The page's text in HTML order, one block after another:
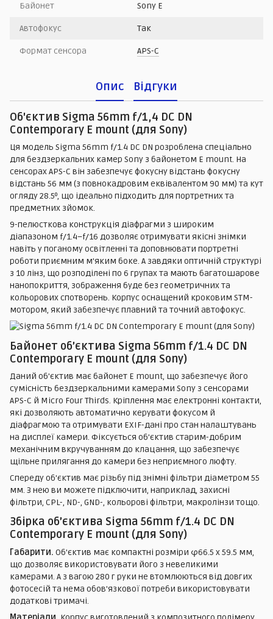
Байонет Sony E
Автофокус Так
Формат сенсора APS-C
Опис Відгуки
Об'єктив Sigma 56mm f/1,4 DC DN
Contemporary E mount (для Sony)
Ця модель Sigma 56mm f/1.4 DC DN розроблена спеціально
для бездзеркальних камер Sony з байонетом E mount. На
сенсорах APS-C він забезпечує фокусну відстань фокусну
відстань 56 мм (з повнокадровим еквівалентом 90 мм) та кут
огляду 28.5º, що ідеально підходить для портретних та
предметних зйомок.
9-пелюсткова конструкція діафрагми з широким
діапазоном f/1.4–f/16 дозволяє отримувати якісні знімки
навіть у поганому освітленні та доповнювати портретні
роботи приємним м'яким боке. А завдяки оптичній структурі
з 10 лінз, що розподілені по 6 групах та мають багатошарове
нанопокриття, зображення буде без геометричних та
кольорових спотворень. Корпус оснащений кроковим STM-
мотором, який забезпечує плавний та точний автофокус.
Байонет об’єктива Sigma 56mm f/1.4 DC DN
Contemporary E mount (для Sony)
Даний об'єктив має байонет E mount, що забезпечує його
сумісність бездзеркальними камерами Sony з сенсорами
APS-C й Micro Four Thirds. Кріплення має електронні контакти,
які дозволяють автоматично керувати фокусом й
діафрагмою та отримувати EXIF-дані про стан налаштувань
на дисплеї камери. Фіксується об'єктив старим-добрим
механічним вкручуванням до клацання, що забезпечує
щільне прилягання до камери без неприємного люфту.
Спереду об'єктив має різьбу під знімні фільтри діаметром 55
мм. З нею ви можете підключити, наприклад, захисні
фільтри, CPL-, ND-, GND-, кольорові фільтри, макролінзи тощо.
Збірка об’єктива Sigma 56mm f/1.4 DC DN
Contemporary E mount (для Sony)
Габарити. Об'єктив має компактні розміри φ66.5 x 59.5 мм,
що дозволяє використовувати його з невеликими
камерами. А з вагою 280 г руки не втомлюються від довгих
фотосесій та нема обов'язкової потреби використовувати
додаткові тримачі.